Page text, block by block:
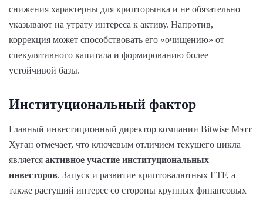
снижения характерны для крипторынка и не обязательно
указывают на утрату интереса к активу. Напротив,
коррекция может способствовать его «очищению» от
спекулятивного капитала и формированию более
устойчивой базы.
Институциональный фактор
Главный инвестиционный директор компании Bitwise Мэтт
Хуган отмечает, что ключевым отличием текущего цикла
является активное участие институциональных
инвесторов. Запуск и развитие криптовалютных ETF, а
также растущий интерес со стороны крупных финансовых